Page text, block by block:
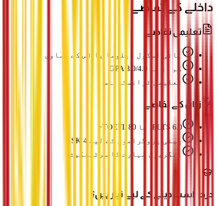
داخلے کے تقاضے
تعلیمی تقاضے
ہائی اسکول ڈپلوما یا اس کے مساوی
کم از کم GPA 3.0/4.0
تعلیمی ٹرانسکرپٹس
زبان کے تقاضے
IELTS 6.0 یا TOEFL 80+
چینی پروگراموں کے لیے HSK 4
انگریزی مہارت کا سرٹیفکیٹ
درخواست دینے کے لیے تیار ہیں؟